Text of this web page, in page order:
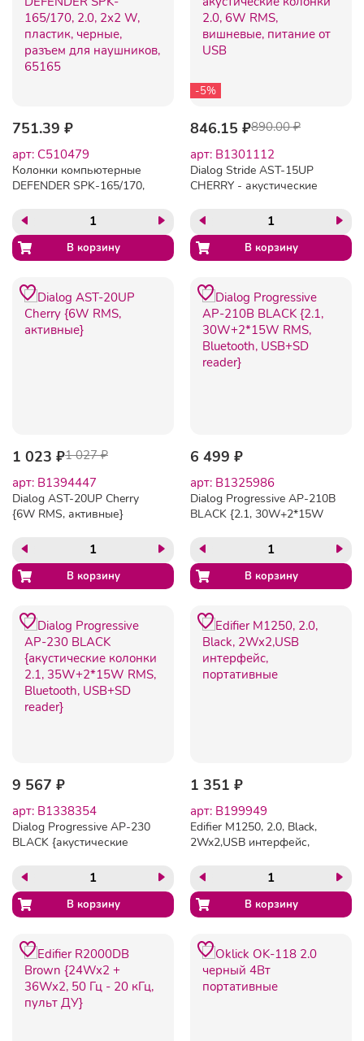
751.39 ₽
арт: C510479
Колонки компьютерные
DEFENDER SPK-165/170,
черные, разъем для
наушников, 65165
-5%
846.15 ₽890.00 ₽
арт: B1301112
Dialog Stride AST-15UP
CHERRY - акустические
вишневые, питание от
USB
1 023 ₽1 027 ₽
арт: B1394447
Dialog AST-20UP Cherry
{6W RMS, активные}
6 499 ₽
арт: B1325986
Dialog Progressive AP-210B
BLACK {2.1, 30W+2*15W
reader}
9 567 ₽
арт: B1338354
Dialog Progressive AP-230
BLACK {акустические
RMS, Bluetooth, USB+SD
reader}
1 351 ₽
арт: B199949
Edifier M1250, 2.0, Black,
2Wx2,USB интерфейс,